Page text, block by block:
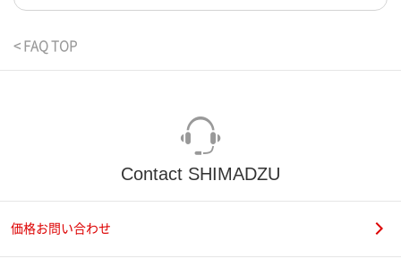
< FAQ TOP
Contact SHIMADZU
価格お問い合わせ